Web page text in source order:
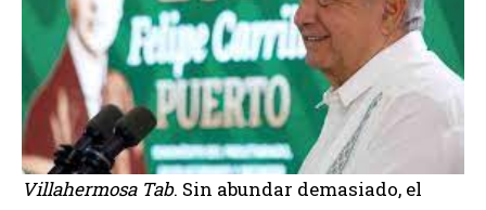
Villahermosa Tab. Sin abundar demasiado, el